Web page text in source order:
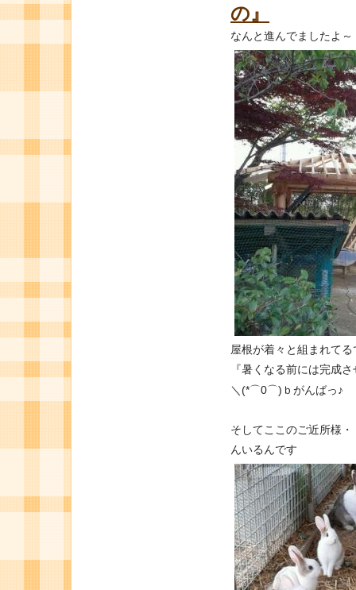
の』
なんと進んでましたよ～
屋根が着々と組まれて
『暑くなる前には完成
＼(*⌒0⌒)ｂがんばっ♪
そしてここのご近所様
んいるんです